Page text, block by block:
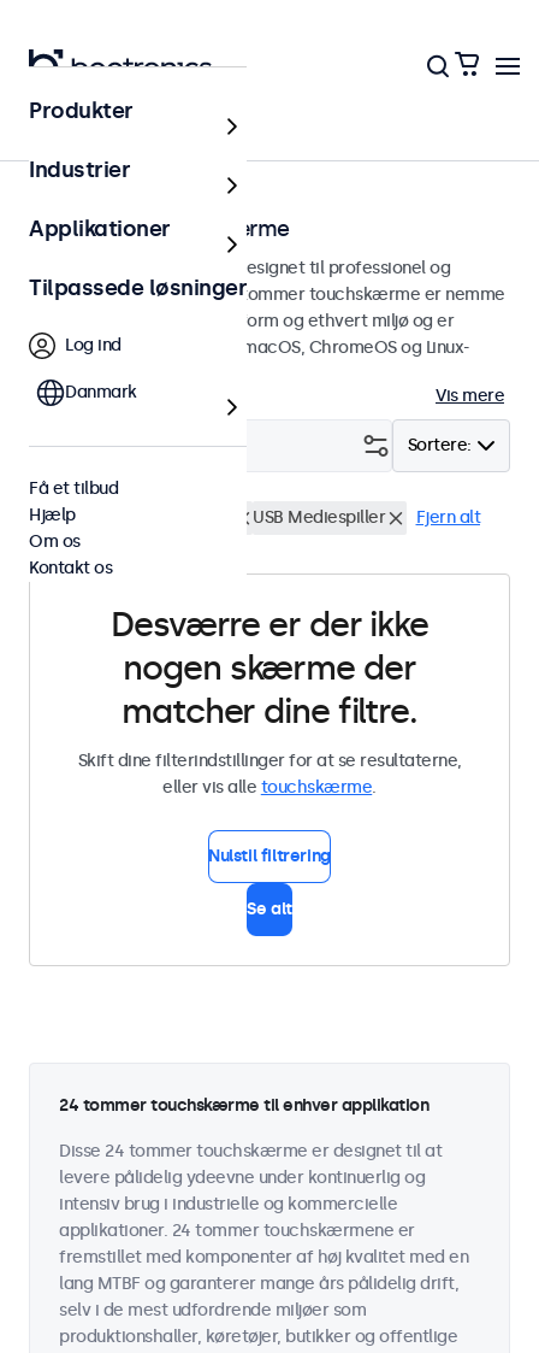
Touchskærme
24 tommer touchskærme
24 tommer touchskærme designet til professionel og
kontinuerlig brug. Disse 24-tommer touchskærme er nemme
at integrere i enhver brugsform og ethvert miljø og er
kompatible med Windows, macOS, ChromeOS og Linux-
Vis mere
Sortere:
Filter (0)
24 tommer touchskærme USB Mediespiller Fjern alt
Desværre er der ikke
nogen skærme der
matcher dine filtre.
Skift dine filterindstillinger for at se resultaterne,
eller vis alle touchskærme.
Nulstil filtrering
Se alt
24 tommer touchskærme til enhver applikation
Disse 24 tommer touchskærme er designet til at
levere pålidelig ydeevne under kontinuerlig og
intensiv brug i industrielle og kommercielle
applikationer. 24 tommer touchskærmene er
fremstillet med komponenter af høj kvalitet med en
lang MTBF og garanterer mange års pålidelig drift,
selv i de mest udfordrende miljøer som
produktionshaller, køretøjer, butikker og offentlige
Produkter
Industrier
Applikationer
Tilpassede løsninger
Log ind
Danmark
Få et tilbud
Hjælp
Om os
Kontakt os